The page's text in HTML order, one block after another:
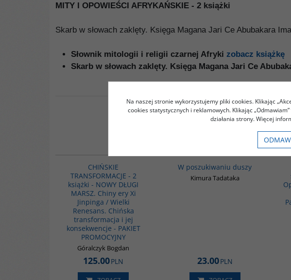
MITY I OPOWIEŚCI AFRYKAŃSKIE - 2 książki
Skarb w słowach zaklęty. Księga Magana Jari Ce Abubakara
Słownik mitologii i religii czarnej Afryki zobacz książkę
Skarb w słowach zaklęty. Księga Magana Jari Ce
Kupujący
CHIŃSKIE
TRANSFORMACJE - 2
książki - NOWY DŁUGI
MARSZ. Chiny ery Xi
Jinpinga / Wielki
Renesans. Chińska
transformacja i jej
konsekwencje - PAKIET
PROMOCYJNY
Góralczyk Bogdan
125.00PLN
G649
W poszukiwaniu duszy
Kimura Tadataka
23.00PLN
Na naszej stronie wykorzystujemy pliki cookies. Klikając
cookies statystycznych i reklamowych. Klikając
działania strony. Więcej